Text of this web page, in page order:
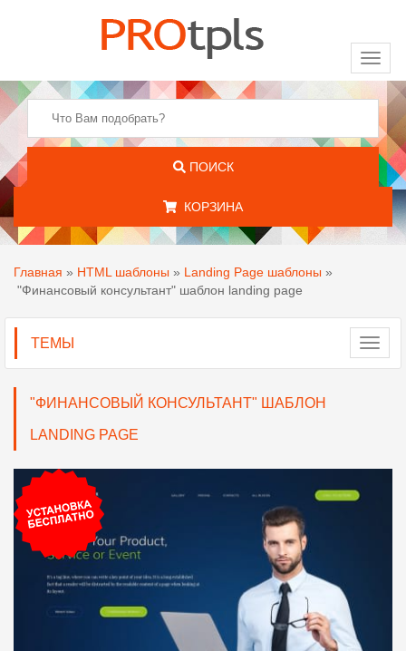
ПОИСК
КОРЗИНА
Главная » HTML шаблоны » Landing Page шаблоны »
"Финансовый консультант" шаблон landing page
ТЕМЫ
"ФИНАНСОВЫЙ КОНСУЛЬТАНТ" ШАБЛОН
LANDING PAGE